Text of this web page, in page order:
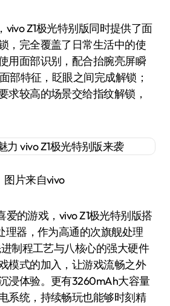
Z1极光特别版同时提供了面
，完全覆盖了日常生活中的使
用面部识别，配合抬腕亮屏瞬
部特征，眨眼之间完成解锁；
求较高的场景交给指纹解锁，
图片来自vivo
的游戏，vivo Z1极光特别版搭
理器，作为高通的次旗舰处理
制程工艺与八核心的强大硬件
模式的加入，让游戏流畅之外
浸体验。更有3260mAh大容量
系统，持续畅玩也能够时刻精